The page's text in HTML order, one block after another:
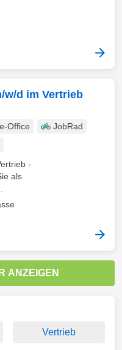
w/d im Vertrieb
Office
JobRad
-
als
ANZEIGEN
Vertrieb